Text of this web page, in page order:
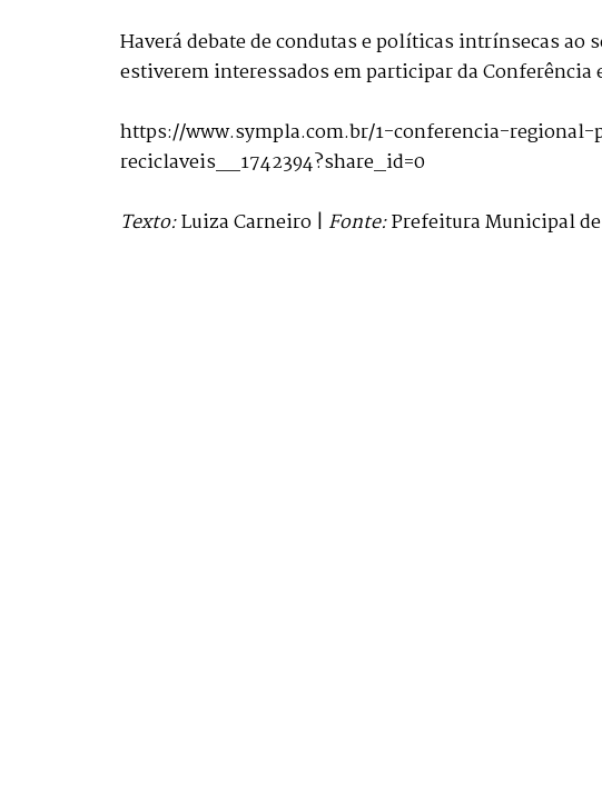
Haverá debate de condutas e políticas intrínsecas ao
estiverem interessados em participar da
https://www.sympla.com.br/1-conferencia-
reciclaveis__1742394?share_id=0
Texto:Luiza Carneiro | Fonte:Prefeitura Municipal de